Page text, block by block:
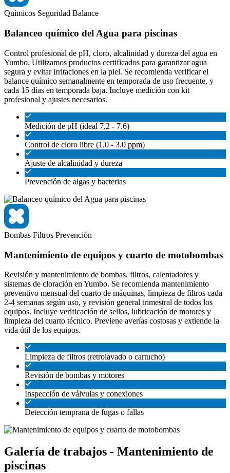
Químicos Seguridad Balance
Balanceo químico del Agua para piscinas
Control profesional de pH, cloro, alcalinidad y dureza del agua en
Yumbo. Utilizamos productos certificados para garantizar agua
segura y evitar irritaciones en la piel. Se recomienda verificar el
balance químico semanalmente en temporada de uso frecuente, y
cada 15 días en temporada baja. Incluye medición con kit
profesional y ajustes necesarios.
Medición de pH (ideal 7.2 - 7.6)
Control de cloro libre (1.0 - 3.0 ppm)
Ajuste de alcalinidad y dureza
Prevención de algas y bacterias
Bombas Filtros Prevención
Mantenimiento de equipos y cuarto de motobombas
Revisión y mantenimiento de bombas, filtros, calentadores y
sistemas de cloración en Yumbo. Se recomienda mantenimiento
preventivo mensual del cuarto de máquinas, limpieza de filtros cada
2-4 semanas según uso, y revisión general trimestral de todos los
equipos. Incluye verificación de sellos, lubricación de motores y
limpieza del cuarto técnico. Previene averías costosas y extiende la
vida útil de los equipos.
Limpieza de filtros (retrolavado o cartucho)
Revisión de bombas y motores
Inspección de válvulas y conexiones
Detección temprana de fugas o fallas
Galería de trabajos - Mantenimiento de
piscinas